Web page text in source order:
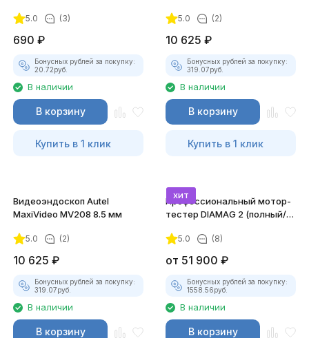
5.0 (3)
690 ₽
Бонусных рублей за покупку:
20.72руб.
В наличии
В корзину
Купить в 1 клик
5.0 (2)
10 625 ₽
Бонусных рублей за покупку:
319.07руб.
В наличии
В корзину
Купить в 1 клик
Видеоэндоскоп Autel
MaxiVideo MV208 8.5 мм
5.0 (2)
10 625 ₽
Бонусных рублей за покупку:
319.07руб.
В наличии
В корзину
хит
Профессиональный мотор-
тестер DIAMAG 2 (полный/
5.0 (8)
от 51 900 ₽
Бонусных рублей за покупку:
1558.56руб.
В наличии
В корзину